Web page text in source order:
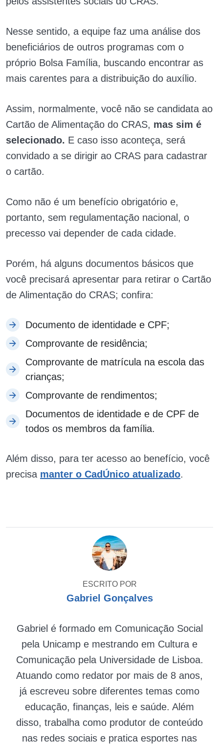
Nesse sentido, a equipe faz uma análise dos
beneficiários de outros programas com o
próprio Bolsa Família, buscando encontrar as
mais carentes para a distribuição do auxílio.
Assim, normalmente, você não se candidata ao
Cartão de Alimentação do CRAS, mas sim é
selecionado. E caso isso aconteça, será
convidado a se dirigir ao CRAS para cadastrar
o cartão.
Como não é um benefício obrigatório e,
portanto, sem regulamentação nacional, o
precesso vai depender de cada cidade.
Porém, há alguns documentos básicos que
você precisará apresentar para retirar o Cartão
de Alimentação do CRAS; confira:
Documento de identidade e CPF;
Comprovante de residência;
Comprovante de matrícula na escola das
crianças;
Comprovante de rendimentos;
Documentos de identidade e de CPF de
todos os membros da família.
Além disso, para ter acesso ao benefício, você
precisa manter o CadÚnico atualizado.
ESCRITO POR
Gabriel Gonçalves
Gabriel é formado em Comunicação Social
pela Unicamp e mestrando em Cultura e
Comunicação pela Universidade de Lisboa.
Atuando como redator por mais de 8 anos,
já escreveu sobre diferentes temas como
educação, finanças, leis e saúde. Além
disso, trabalha como produtor de conteúdo
nas redes sociais e pratica esportes nas